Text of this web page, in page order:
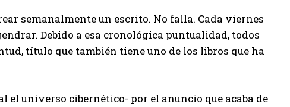
semanalmente un escrito. No falla. Cada viernes
Debido a esa cronológica puntualidad, todos
título que también tiene uno de los libros que ha
el universo cibernético- por el anuncio que acaba de